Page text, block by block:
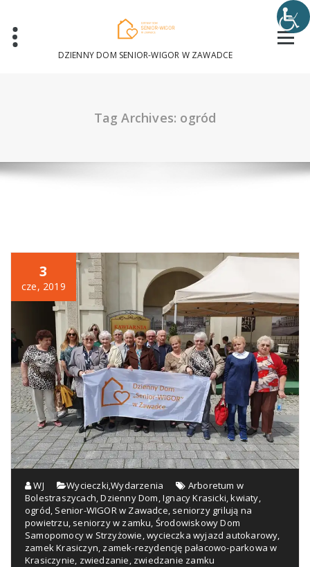
content
DZIENNY DOM SENIOR-WIGOR W ZAWADCE
Tag Archives: ogród
3
cze, 2019
WJ Wycieczki ,Wydarzenia
Arboretum w
Bolestraszycach ,Dzienny Dom ,Ignacy Krasicki ,kwiaty
ogród Senior-WIGOR w Zawadce seniorzy grilują na
powietrzu seniorzy w zamku Środowiskowy Dom
Samopomocy w Strzyżowie ,wycieczka wyjazd autokarowy
zamek Krasiczyn zamek-rezydencję pałacowo-parkowa w
Krasiczynie zwiedzanie zwiedzanie zamku